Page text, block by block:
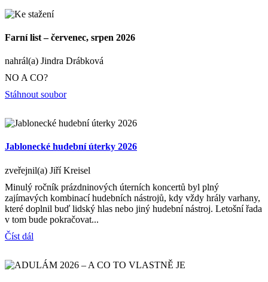
Farní list – červenec, srpen 2026
nahrál(a) Jindra Drábková
NO A CO?
Stáhnout soubor
Jablonecké hudební úterky 2026
zveřejnil(a) Jiří Kreisel
Minulý ročník prázdninových úterních koncertů byl plný
zajímavých kombinací hudebních nástrojů, kdy vždy hrály varhany,
které doplnil buď lidský hlas nebo jiný hudební nástroj. Letošní řada
v tom bude pokračovat...
Číst dál